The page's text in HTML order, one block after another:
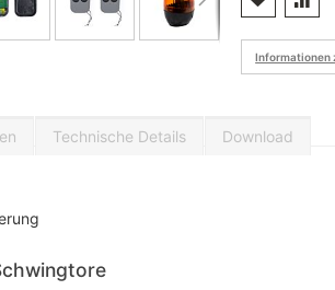
Informationen
Technische Details Download